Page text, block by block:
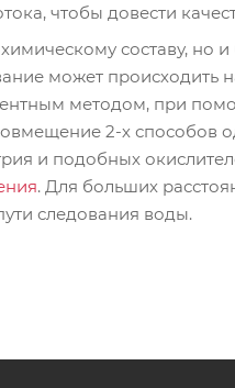
чтобы довести
составу, но
может происходить
методом, при
2-х способов
и подобных
. Для больших
следования воды.